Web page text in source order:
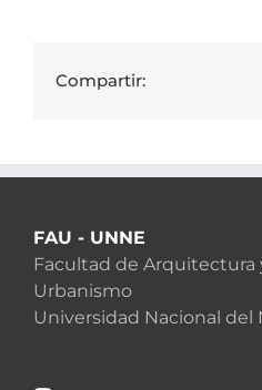
Compartir:
FAU - UNNE
Facultad de Arquitectura
Urbanismo
Universidad Nacional del